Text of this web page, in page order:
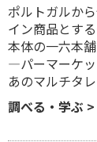
ポルトガルか
イン商品とす
本体の一六本
―パーマーケッ
あのマルチタ
調べる・学ぶ >